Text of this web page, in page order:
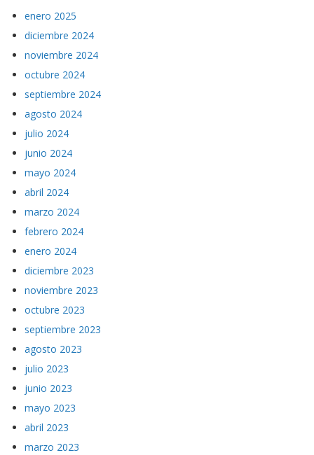
enero 2025
diciembre 2024
noviembre 2024
octubre 2024
septiembre 2024
agosto 2024
julio 2024
junio 2024
mayo 2024
abril 2024
marzo 2024
febrero 2024
enero 2024
diciembre 2023
noviembre 2023
octubre 2023
septiembre 2023
agosto 2023
julio 2023
junio 2023
mayo 2023
abril 2023
marzo 2023